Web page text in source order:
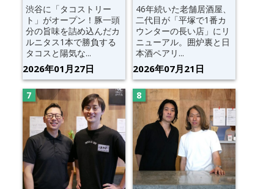
渋谷に「タコストリー
ト」がオープン！豚一頭
分の旨味を詰め込んだカ
ルニタス1本で勝負する
タコスと陽気な...
2026年01月27日
46年続いた老舗居酒屋、
二代目が「平塚で1番カ
ウンターの長い店」にリ
ニューアル。囲炉裏と日
本酒ペアリ...
2026年07月21日